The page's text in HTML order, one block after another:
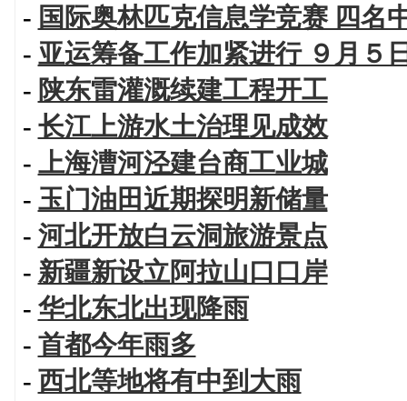
- 国际奥林匹克信息学竞赛 四名
- 亚运筹备工作加紧进行 ９月５
- 陕东雷灌溉续建工程开工
- 长江上游水土治理见成效
- 上海漕河泾建台商工业城
- 玉门油田近期探明新储量
- 河北开放白云洞旅游景点
- 新疆新设立阿拉山口口岸
- 华北东北出现降雨
- 首都今年雨多
- 西北等地将有中到大雨